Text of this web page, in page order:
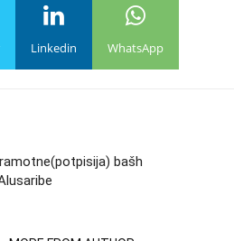
Linkedin WhatsApp
bašh